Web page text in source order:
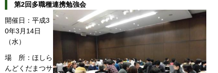
第2回多職種連携勉強会
開催日：平成3
0年3月14日
（水）
場 所：ほしら
んどくだまつサ